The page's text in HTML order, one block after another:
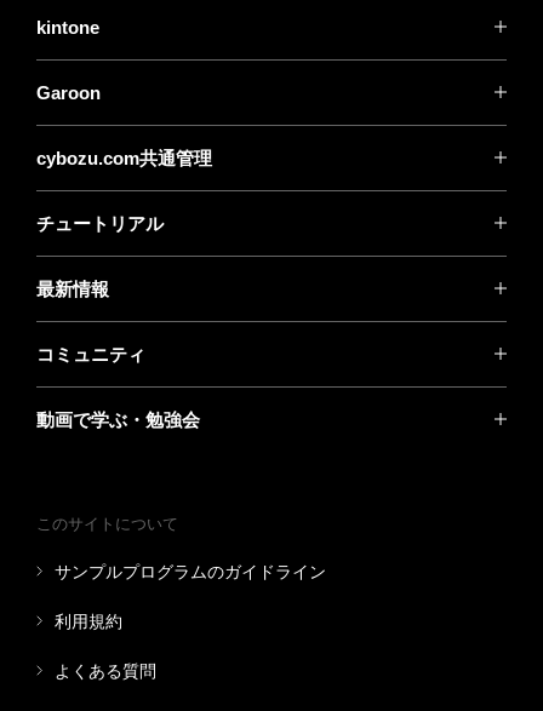
kintone
Garoon
cybozu.com共通管理
チュートリアル
最新情報
コミュニティ
動画で学ぶ・勉強会
このサイトについて
サンプルプログラムのガイドライン
利用規約
よくある質問